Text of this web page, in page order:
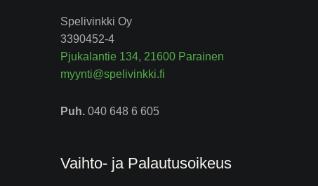
Spelivinkki Oy
3390452-4
Pjukalantie 134, 21600 Parainen
myynti@spelivinkki.fi
Puh. 040 648 6 605
Vaihto- ja Palautusoikeus